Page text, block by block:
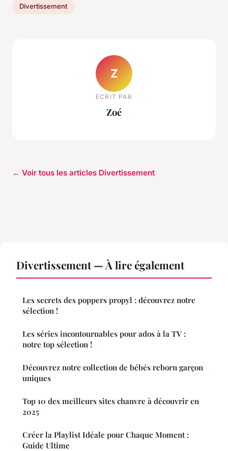
Divertissement
Z
ECRIT PAR
Zoé
← Voir tous les articles Divertissement
Divertissement — À lire également
Les secrets des poppers propyl : découvrez notre
sélection !
Les séries incontournables pour ados à la TV :
notre top sélection !
Découvrez notre collection de bébés reborn garçon
uniques
Top 10 des meilleurs sites chanvre à découvrir en
2025
Créer la Playlist Idéale pour Chaque Moment :
Guide Ultime